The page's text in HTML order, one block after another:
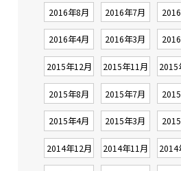
2016年8月 2016年7月
2016年4月 2016年3月
2015年12月 2015年11月 2015
2015年8月 2015年7月
2015年4月 2015年3月
2014年12月 2014年11月 2014